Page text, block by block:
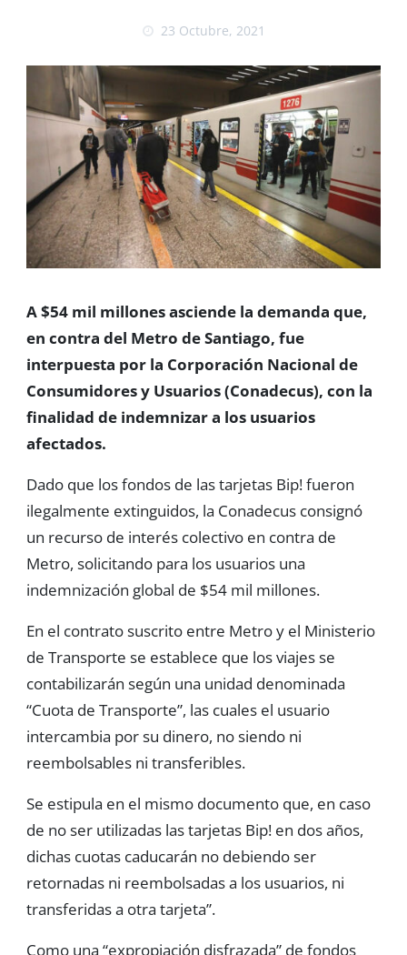
23 Octubre, 2021
A $54 mil millones asciende la demanda que,
en contra del Metro de Santiago, fue
interpuesta por la Corporación Nacional de
Consumidores y Usuarios (Conadecus), con la
finalidad de indemnizar a los usuarios
afectados.
Dado que los fondos de las tarjetas Bip! fueron
ilegalmente extinguidos, la Conadecus consignó
un recurso de interés colectivo en contra de
Metro, solicitando para los usuarios una
indemnización global de $54 mil millones.
En el contrato suscrito entre Metro y el Ministerio
de Transporte se establece que los viajes se
contabilizarán según una unidad denominada
“Cuota de Transporte”, las cuales el usuario
intercambia por su dinero, no siendo ni
reembolsables ni transferibles.
Se estipula en el mismo documento que, en caso
de no ser utilizadas las tarjetas Bip! en dos años,
dichas cuotas caducarán no debiendo ser
retornadas ni reembolsadas a los usuarios, ni
transferidas a otra tarjeta”.
Como una “expropiación disfrazada” de fondos